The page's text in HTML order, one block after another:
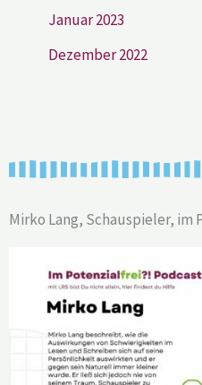
Januar 2023
Dezember 2022
Mirko Lang, Schauspieler, im